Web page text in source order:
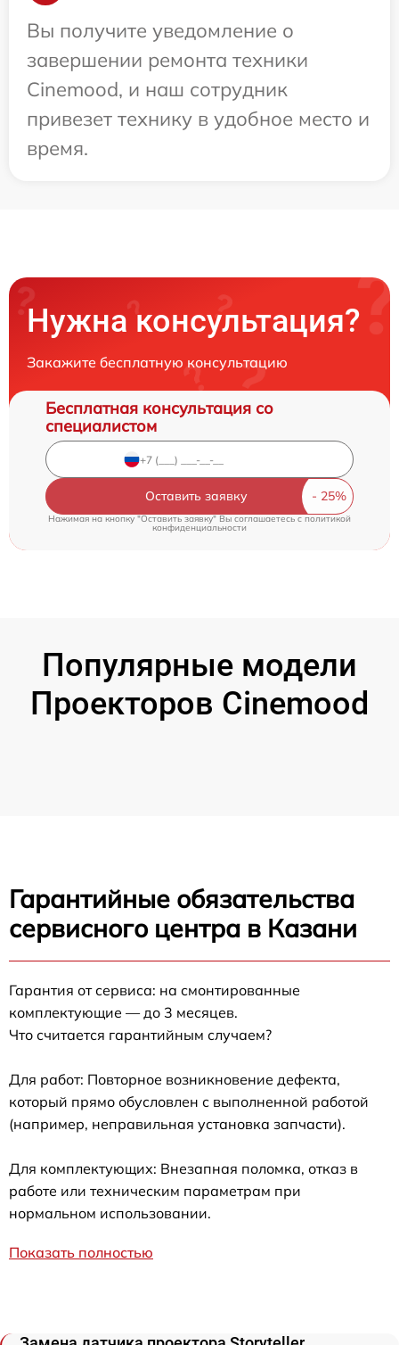
Вы получите уведомление о
завершении ремонта техники
Cinemood, и наш сотрудник
привезет технику в удобное место и
время.
Нужна консультация?
Закажите бесплатную консультацию
Бесплатная консультация со
специалистом
Оставить заявку
Нажимая на кнопку "Оставить заявку" Вы соглашаетесь cполитикой
конфиденциальности
Популярные модели
Проекторов Cinemood
Гарантийные обязательства
сервисного центра в Казани
Гарантия от сервиса: на смонтированные
комплектующие — до 3 месяцев.
Что считается гарантийным случаем?
Для работ: Повторное возникновение дефекта,
который прямо обусловлен с выполненной работой
(например, неправильная установка запчасти).
Для комплектующих: Внезапная поломка, отказ в
работе или техническим параметрам при
нормальном использовании.
Показать полностью